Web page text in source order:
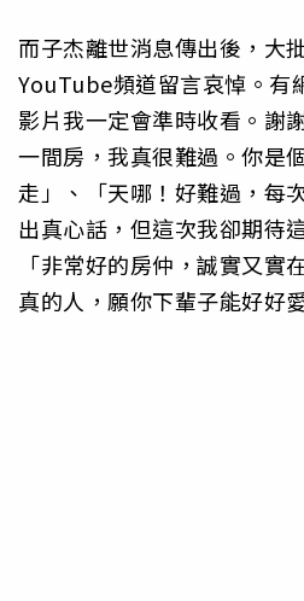
而子杰離世消息傳出後，大
YouTube頻道留言哀悼。有
影片我一定會準時收看。謝
一間房，我真很難過。你是
走」、「天哪！好難過，每
出真心話，但這次我卻期待
「非常好的房仲，誠實又實
真的人，願你下輩子能好好